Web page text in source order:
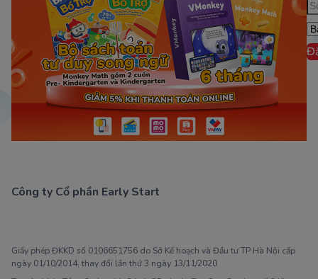
Công ty Cổ phần Early Start
Giấy phép ĐKKD số 0106651756 do Sở Kế hoạch và Đầu tư TP Hà Nội cấp
ngày 01/10/2014, thay đổi lần thứ 3 ngày 13/11/2020